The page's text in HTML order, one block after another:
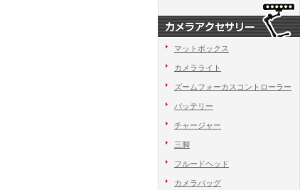
マットボックス
カメラライト
ズームフォーカスコントローラー
バッテリー
チャージャー
三脚
フルードヘッド
カメラバッグ